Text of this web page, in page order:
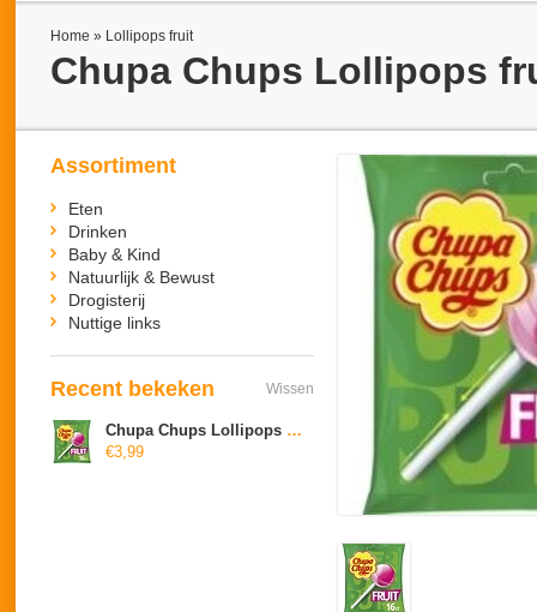
Home » Lollipops fruit
Chupa Chups Lollipops
Assortiment
Eten
Drinken
Baby & Kind
Natuurlijk & Bewust
Drogisterij
Nuttige links
Recent bekeken Wissen
Chupa Chups Lollipops fruit
€3,99